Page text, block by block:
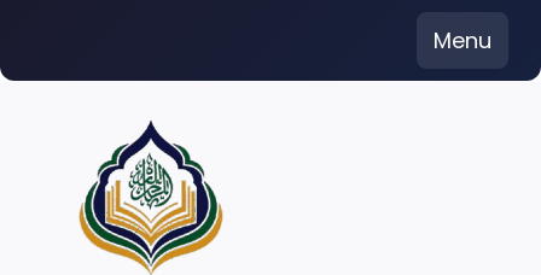
content
Menu